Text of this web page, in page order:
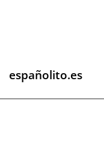
españolito.es